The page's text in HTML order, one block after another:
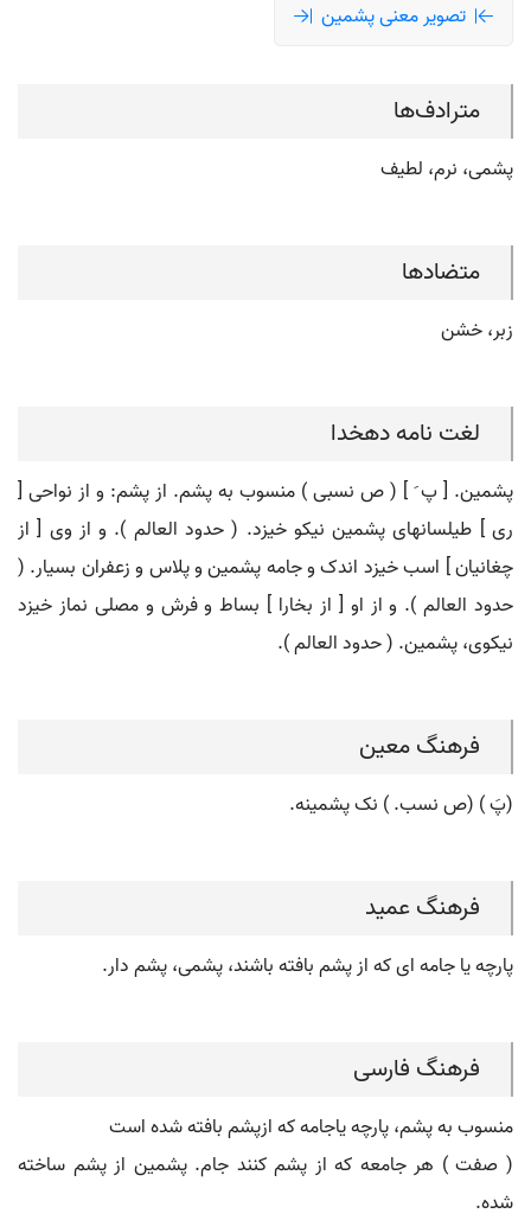
تصویر معنی پشمین
مترادف‌ها
پشمی، نرم، لطیف
متضادها
زبر، خشن
لغت نامه دهخدا
پشمین. [ پ َ ] ( ص نسبی ) منسوب به پشم. از پشم: و از نواحی [
ری ] طیلسانهای پشمین نیکو خیزد. ( حدود العالم ). و از وی [ از
چغانیان ] اسب خیزد اندک و جامه پشمین و پلاس و زعفران بسیار. (
حدود العالم ). و از او [ از بخارا ] بساط و فرش و مصلی نماز خیزد
نیکوی، پشمین. ( حدود العالم ).
فرهنگ معین
(پَ ) (ص نسب. ) نک پشمینه.
فرهنگ عمید
پارچه یا جامه ای که از پشم بافته باشند، پشمی، پشم دار.
فرهنگ فارسی
منسوب به پشم، پارچه یاجامه که ازپشم بافته شده است
( صفت ) هر جامعه که از پشم کنند جام. پشمین از پشم ساخته
شده.